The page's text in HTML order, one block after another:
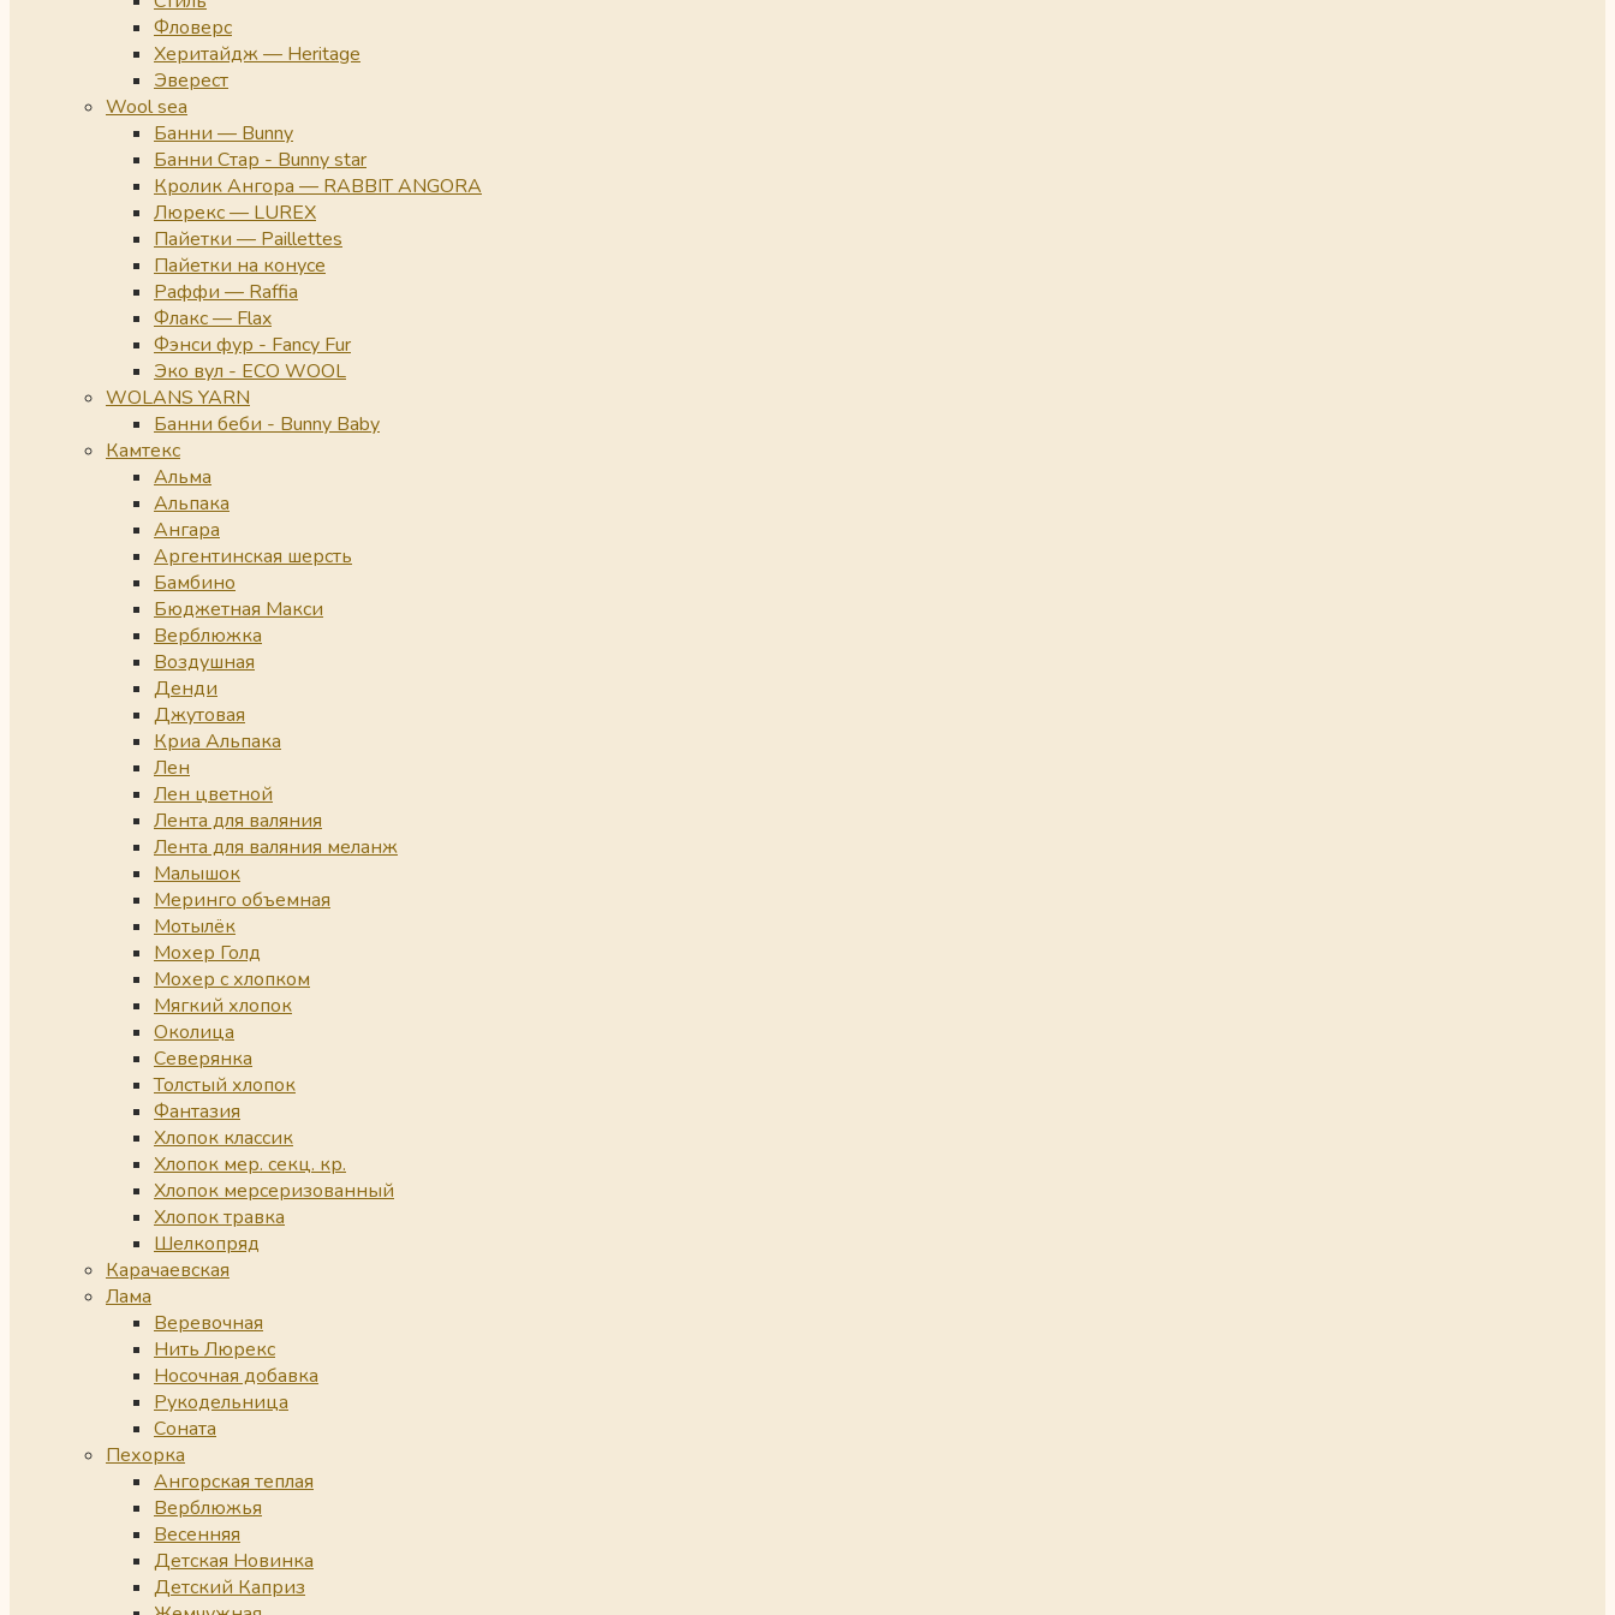
Фловерс
Херитайдж — Heritage
Эверест
Wool sea
Банни — Bunny
Банни Стар - Bunny star
Кролик Ангора — RABBIT ANGORA
Люрекс — LUREX
Пайетки — Paillettes
Пайетки на конусе
Раффи — Raffia
Флакс — Flax
Фэнси фур - Fancy Fur
Эко вул - ECO WOOL
WOLANS YARN
Банни беби - Bunny Baby
Камтекс
Альма
Альпака
Ангара
Аргентинская шерсть
Бамбино
Бюджетная Макси
Верблюжка
Воздушная
Денди
Джутовая
Криа Альпака
Лен
Лен цветной
Лента для валяния
Лента для валяния меланж
Малышок
Меринго объемная
Мотылёк
Мохер Голд
Мохер с хлопком
Мягкий хлопок
Околица
Северянка
Толстый хлопок
Фантазия
Хлопок классик
Хлопок мер. секц. кр.
Хлопок мерсеризованный
Хлопок травка
Шелкопряд
Карачаевская
Лама
Веревочная
Нить Люрекс
Носочная добавка
Рукодельница
Соната
Пехорка
Ангорская теплая
Верблюжья
Весенняя
Детская Новинка
Детский Каприз